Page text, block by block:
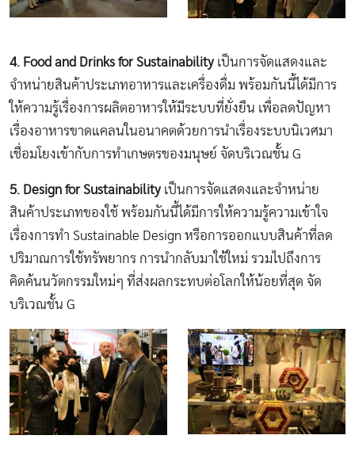
4. Food and Drinks for Sustainability เป็นการจัดแสดงและ
จำหน่ายสินค้าประเภทอาหารและเครื่องดื่ม พร้อมกันนี้ได้มีการ
ให้ความรู้เรื่องการผลิตอาหารให้มีระบบที่ยั่งยืน เพื่อลดปัญหา
เรื่องอาหารขาดแคลนในอนาคตด้วยการนำเรื่องระบบนิเวศมา
เชื่อมโยงเข้ากับการทำเกษตรของมนุษย์ จัดบริเวณชั้น G
5. Design for Sustainability เป็นการจัดแสดงและจำหน่าย
สินค้าประเภทของใช้ พร้อมกันนี้ได้มีการให้ความรู้ความเข้าใจ
เรื่องการทำ Sustainable Design หรือการออกแบบสินค้าที่ลด
ปริมาณการใช้ทรัพยากร การนำกลับมาใช้ใหม่ รวมไปถึงการ
คิดค้นนวัตกรรมใหม่ๆ ที่ส่งผลกระทบต่อโลกให้น้อยที่สุด จัด
บริเวณชั้น G